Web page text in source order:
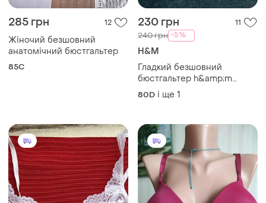
285 грн 12
Жіночий безшовний
анатомічний бюстгальтер
85C
230 грн 11
240 грн -5%
H&M
Гладкий безшовний
бюстгальтер h&amp;m
кольору засмаги пуш-ап
80d 85d
80D і ще 1